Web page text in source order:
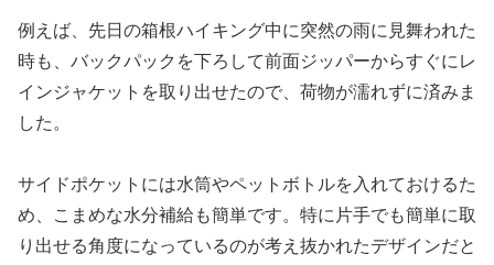
例えば、先日の箱根ハイキング中に突然の雨に見舞われた
時も、バックパックを下ろして前面ジッパーからすぐにレ
インジャケットを取り出せたので、荷物が濡れずに済みま
した。
サイドポケットには水筒やペットボトルを入れておけるた
め、こまめな水分補給も簡単です。特に片手でも簡単に取
り出せる角度になっているのが考え抜かれたデザインだと